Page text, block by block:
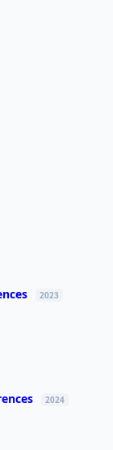
2023
2024